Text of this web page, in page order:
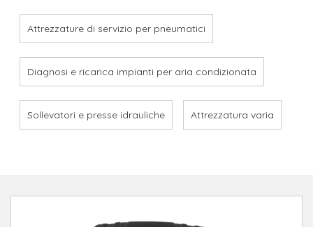
Attrezzature di servizio per pneumatici
Diagnosi e ricarica impianti per aria condizionata
Sollevatori e presse idrauliche Attrezzatura varia